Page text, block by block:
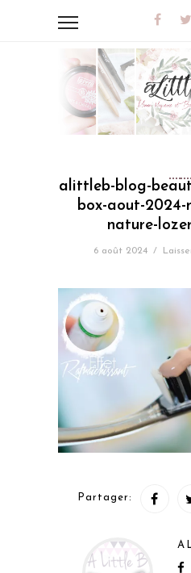
alittleb-blog-
box-aout-2024-
nature-
6 août 2024 /
Partager: